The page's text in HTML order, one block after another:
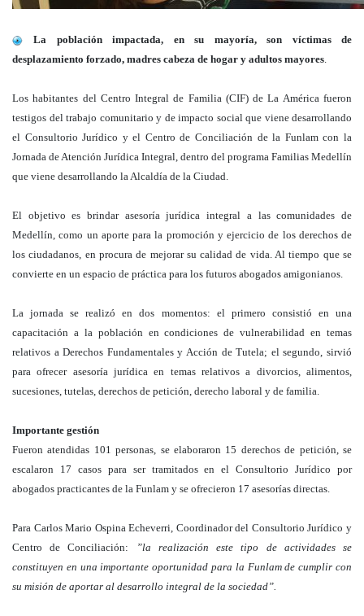
La población impactada, en su mayoría, son víctimas de
desplazamiento forzado, madres cabeza de hogar y adultos mayores
Los habitantes del Centro Integral de Familia (CIF) de La América fueron
testigos del trabajo comunitario y de impacto social que viene desarrollando
el Consultorio Jurídico y el Centro de Conciliación de la Funlam con la
Jornada de Atención Jurídica Integral, dentro del programa Familias Medellín
que viene desarrollando la Alcaldía de la Ciudad.
El objetivo es brindar asesoría jurídica integral a las comunidades de
Medellín, como un aporte para la promoción y ejercicio de los derechos de
los ciudadanos, en procura de mejorar su calidad de vida. Al tiempo que se
convierte en un espacio de práctica para los futuros abogados amigonianos.
La jornada se realizó en dos momentos: el primero consistió en una
capacitación a la población en condiciones de vulnerabilidad en temas
relativos a Derechos Fundamentales y Acción de Tutela; el segundo, sirvió
para ofrecer asesoría jurídica en temas relativos a divorcios, alimentos,
sucesiones, tutelas, derechos de petición, derecho laboral y de familia.
Importante gestión
Fueron atendidas 101 personas, se elaboraron 15 derechos de petición, se
escalaron 17 casos para ser tramitados en el Consultorio Jurídico por
abogados practicantes de la Funlam y se ofrecieron 17 asesorías directas.
Para Carlos Mario Ospina Echeverri, Coordinador del Consultorio Jurídico y
Centro de Conciliación:
”la realización este tipo de actividades se
constituyen en una importante oportunidad para la Funlam de cumplir con
su misión de aportar al desarrollo integral de la sociedad”.